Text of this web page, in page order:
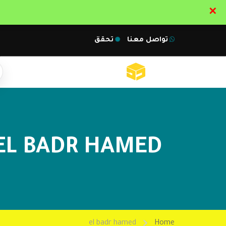
تواصل معنا تحقق
BADR HAMED
Home
el badr hamed
✕